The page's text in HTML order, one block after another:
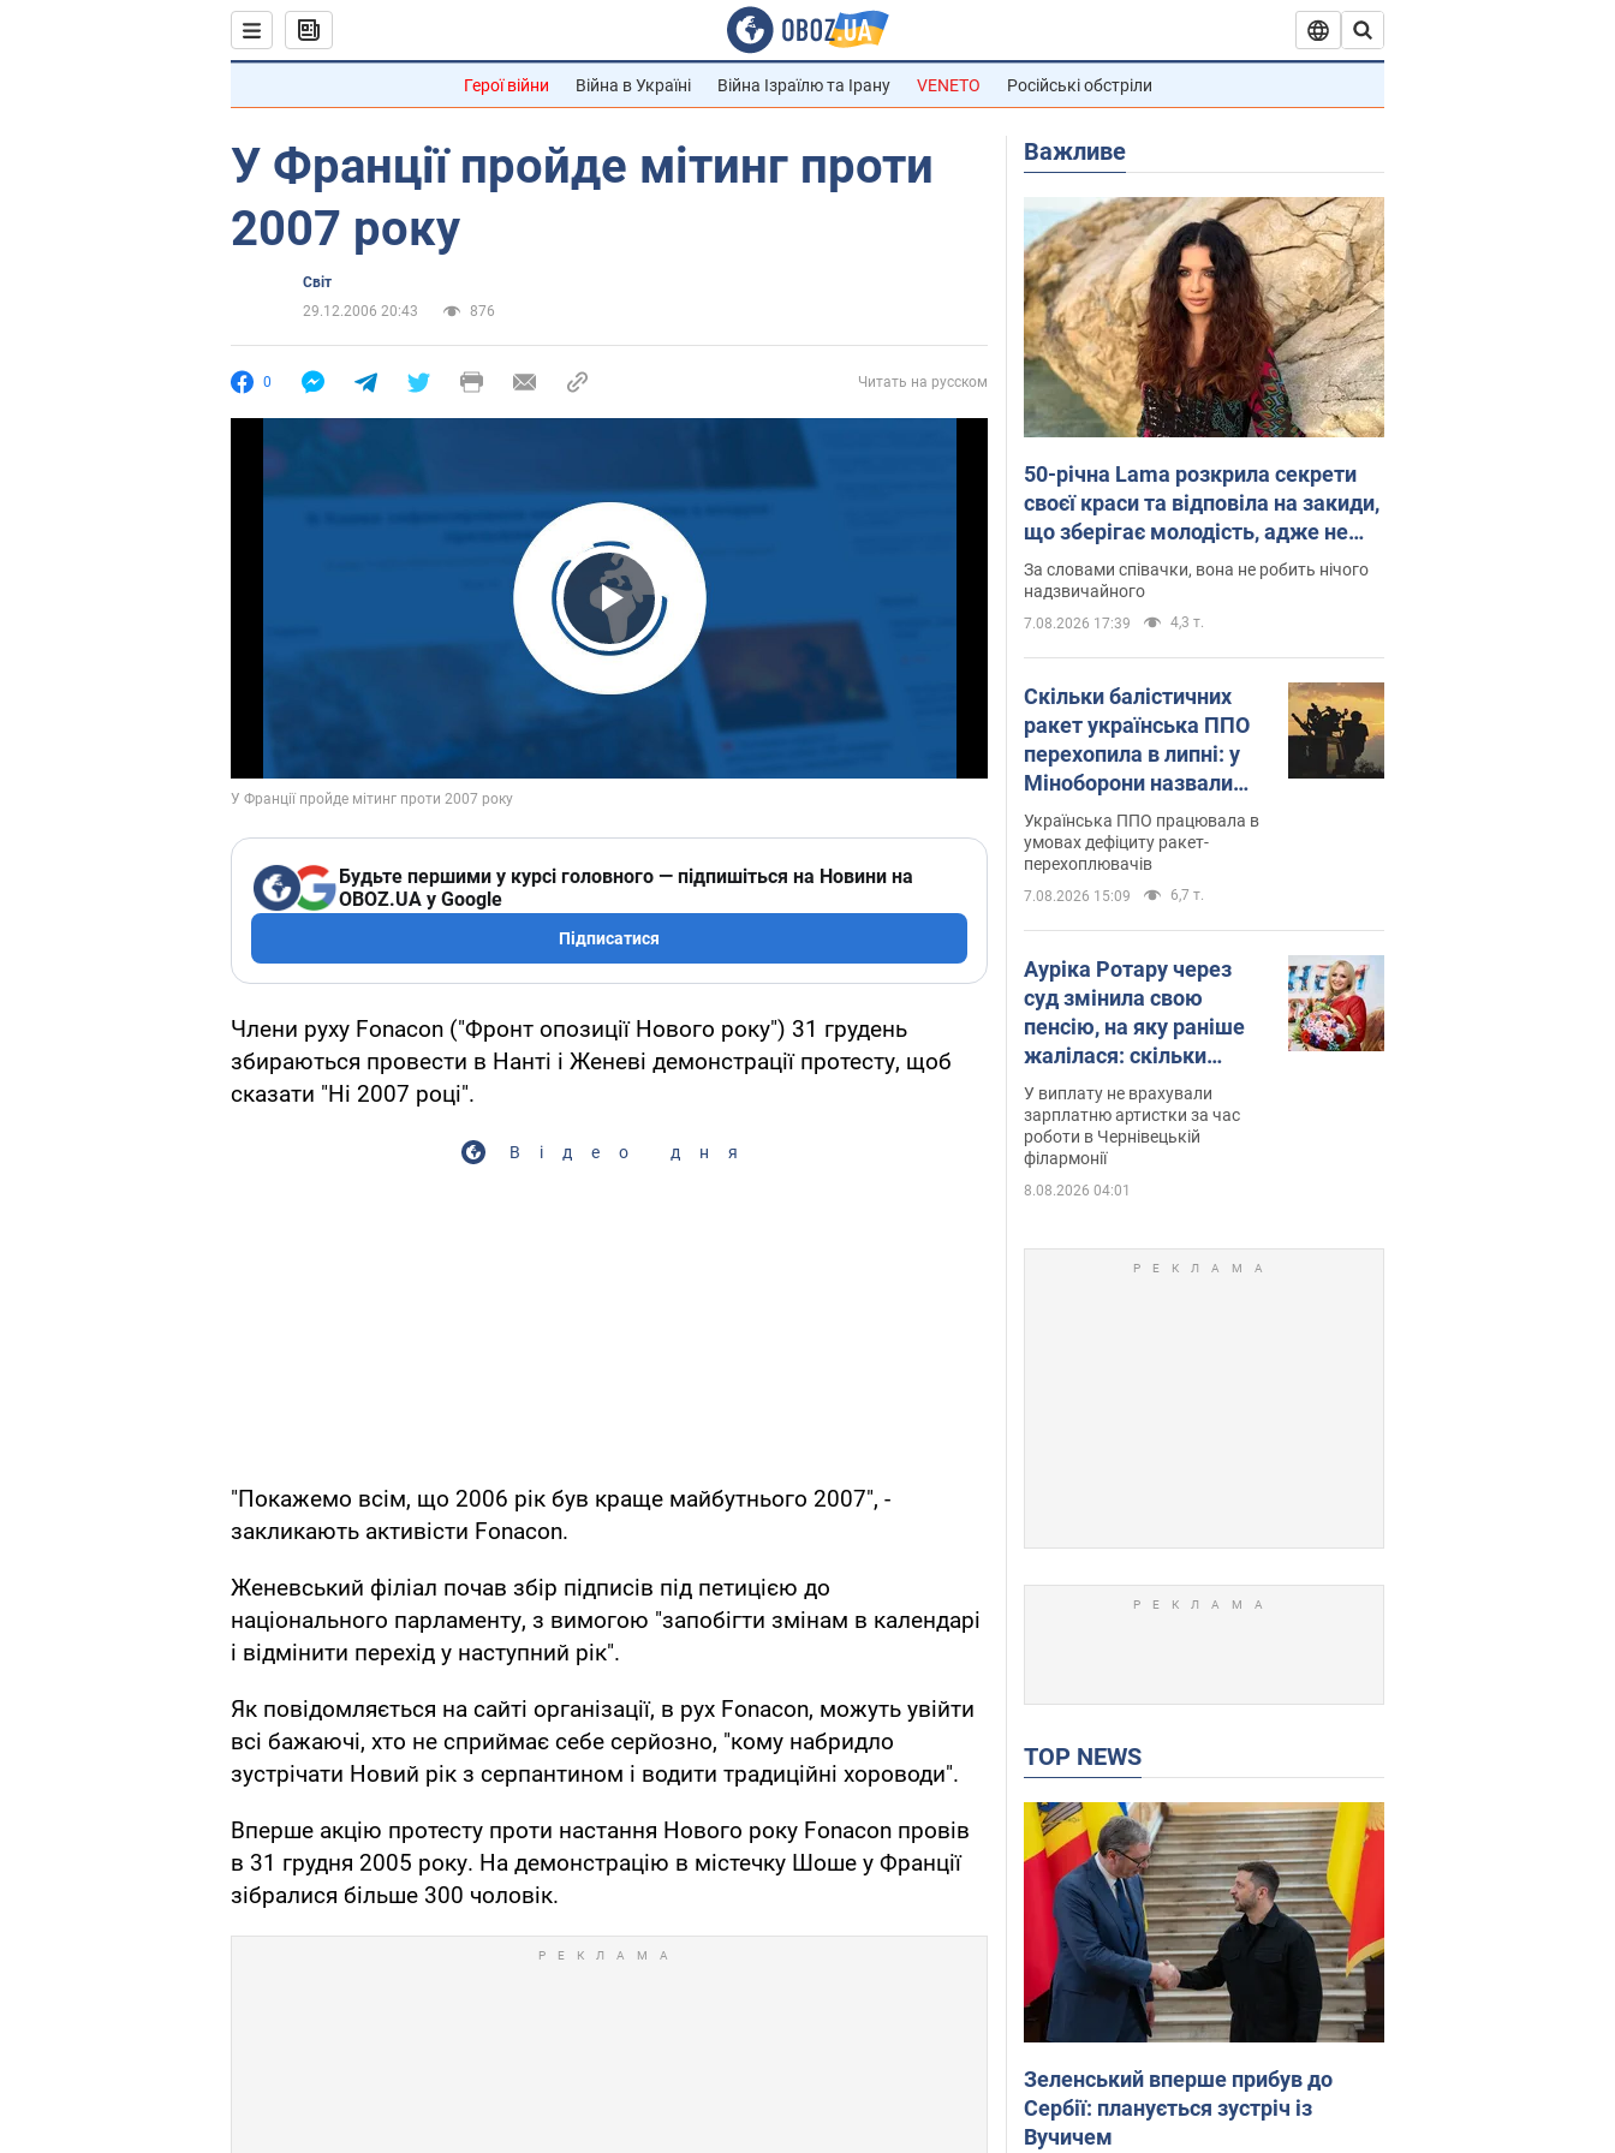
Герої війни Війна в Україні Війна Ізраїлю та Ірану VENETO Російські обстріли
У Франції пройде мітинг проти
2007 року
Світ
29.12.2006 20:43
876
0 Читать на русском
Play Video
Будьте першими у курсі головного — підпишіться на Новини на
OBOZ.UA у Google
Підписатися
Члени руху Fonacon ("Фронт опозиції Нового року") 31 грудень
збираються провести в Нанті і Женеві демонстрації протесту, щоб
сказати "Ні 2007 році".
Відео дня
"Покажемо всім, що 2006 рік був краще майбутнього 2007", -
закликають активісти Fonacon.
Женевський філіал почав збір підписів під петицією до
національного парламенту, з вимогою "запобігти змінам в календарі
і відмінити перехід у наступний рік".
Як повідомляється на сайті організації, в рух Fonacon, можуть увійти
всі бажаючі, хто не сприймає себе серйозно, "кому набридло
зустрічати Новий рік з серпантином і водити традиційні хороводи".
Вперше акцію протесту проти настання Нового року Fonacon провів
в 31 грудня 2005 року. На демонстрацію в містечку Шоше у Франції
зібралися більше 300 чоловік.
Важливе
50-річна Lama розкрила секрети
своєї краси та відповіла на закиди,
що зберігає молодість, адже не
має дітей
За словами співачки, вона не робить нічого
надзвичайного
7.08.2026 17:39 4,3 т.
Скільки балістичних
ракет українська ППО
перехопила в липні: у
Міноборони назвали
цифру
Українська ППО працювала в
умовах дефіциту ракет-
перехоплювачів
7.08.2026 15:09 6,7 т.
Ауріка Ротару через
суд змінила свою
пенсію, на яку раніше
жалілася: скільки
отримувала співачка
У виплату не врахували
зарплатню артистки за час
роботи в Чернівецькій
філармонії
8.08.2026 04:01
TOP NEWS
Зеленський вперше прибув до
Сербії: планується зустріч із
Вучичем